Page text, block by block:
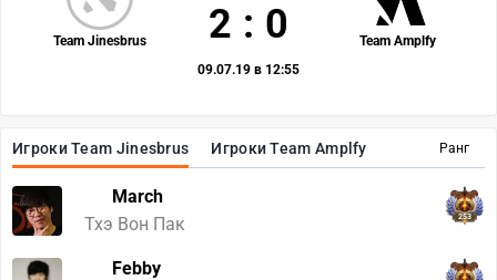
Ранг
Игроки Team Jinesbrus Игроки Team Amplfy
March
Тхэ Вон Пак
253
Febby
Team Jinesbrus Team Amplfy
2 : 0
09.07.19 в 12:55